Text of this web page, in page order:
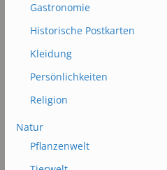
Gastronomie
Historische Postkarten
Kleidung
Persönlichkeiten
Religion
Natur
Pflanzenwelt